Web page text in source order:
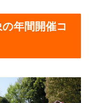
年間開催コ